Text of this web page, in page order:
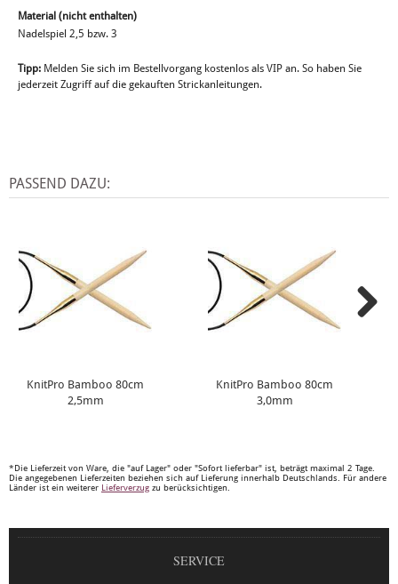
Material (nicht enthalten)
Nadelspiel 2,5 bzw. 3
Tipp: Melden Sie sich im Bestellvorgang kostenlos als VIP an. So haben Sie
jederzeit Zugriff auf die gekauften Strickanleitungen.
PASSEND DAZU:
KnitPro Bamboo 80cm
2,5mm
KnitPro Bamboo 80cm
3,0mm
*Die Lieferzeit von Ware, die "auf Lager" oder "Sofort lieferbar" ist, beträgt maximal 2 Tage.
Die angegebenen Lieferzeiten beziehen sich auf Lieferung innerhalb Deutschlands. Für andere
Länder ist ein weiterer Lieferverzug zu berücksichtigen.
SERVICE